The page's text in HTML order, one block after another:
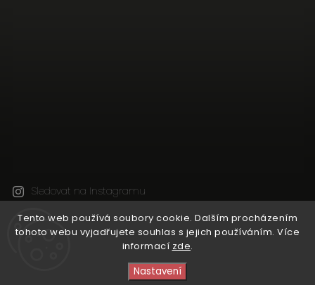
Tento web používá soubory cookie. Dalším procházením
tohoto webu vyjadřujete souhlas s jejich používáním. Více
informací zde.
Nastavení
Sledovat na Instagramu
Copyright 2026Natural Wine Shop. Všechna práva
vyhrazena.
Upravit nastavení cookies